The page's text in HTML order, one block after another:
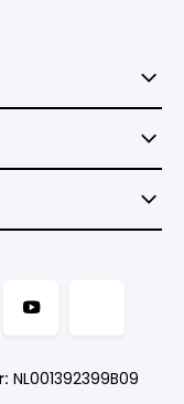
NL001392399B09